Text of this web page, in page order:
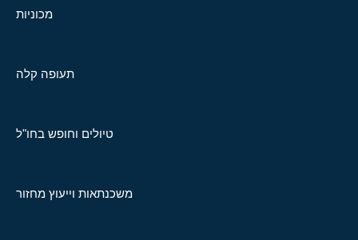
מכוניות
תעופה קלה
טיולים וחופש בחו"ל
משכנתאות וייעוץ מחזור